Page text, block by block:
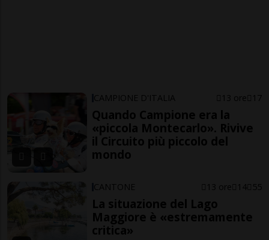
CAMPIONE D'ITALIA 13 ore 17
Quando Campione era la
«piccola Montecarlo». Rivive
il Circuito più piccolo del
mondo
CANTONE 13 ore 14 55
La situazione del Lago
Maggiore è «estremamente
critica»